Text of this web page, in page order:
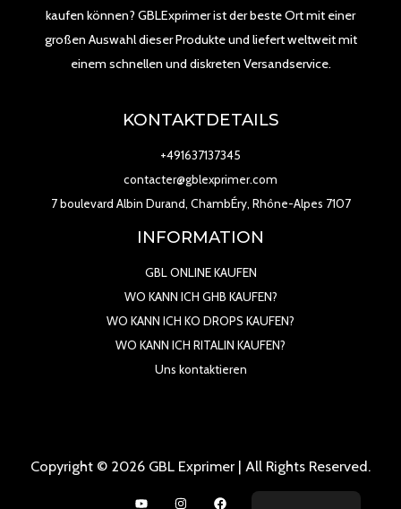
kaufen können? GBLExprimer ist der beste Ort mit einer
großen Auswahl dieser Produkte und liefert weltweit mit
einem schnellen und diskreten Versandservice.
KONTAKTDETAILS
+491637137345
contacter@gblexprimer.com
7 boulevard Albin Durand, ChambÉry, Rhône-Alpes 7107
INFORMATION
GBL ONLINE KAUFEN
WO KANN ICH GHB KAUFEN?
WO KANN ICH KO DROPS KAUFEN?
WO KANN ICH RITALIN KAUFEN?
Uns kontaktieren
Copyright © 2026 GBL Exprimer | All Rights Reserved.